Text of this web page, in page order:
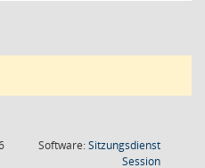
Software:Sitzungsdienst
Session(Wird in